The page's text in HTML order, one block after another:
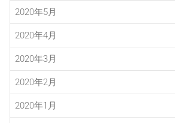
2020年5月
2020年4月
2020年3月
2020年2月
2020年1月